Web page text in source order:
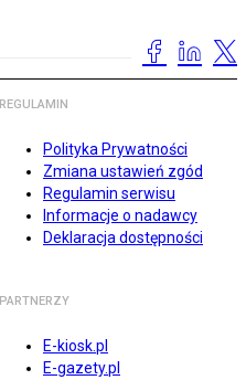
REGULAMIN
Polityka Prywatności
Zmiana ustawień zgód
Regulamin serwisu
Informacje o nadawcy
Deklaracja dostępności
PARTNERZY
E-kiosk.pl
E-gazety.pl